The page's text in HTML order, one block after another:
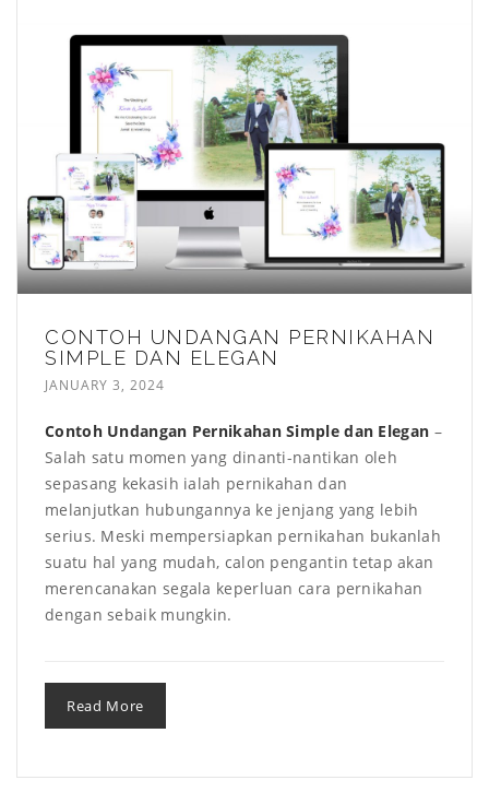
CONTOH UNDANGAN PERNIKAHAN
SIMPLE DAN ELEGAN
JANUARY 3, 2024
Contoh Undangan Pernikahan Simple dan Elegan –
Salah satu momen yang dinanti-nantikan oleh
sepasang kekasih ialah pernikahan dan
melanjutkan hubungannya ke jenjang yang lebih
serius. Meski mempersiapkan pernikahan bukanlah
suatu hal yang mudah, calon pengantin tetap akan
merencanakan segala keperluan cara pernikahan
dengan sebaik mungkin.
Read More